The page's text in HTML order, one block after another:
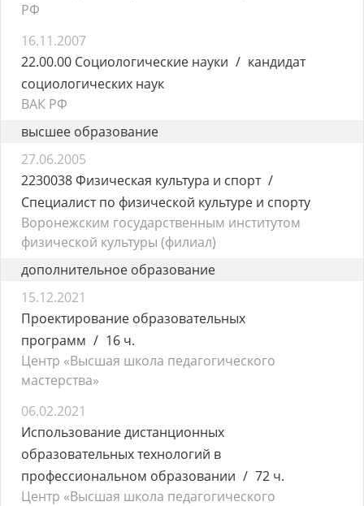
РФ
16.11.2007
22.00.00 Социологические науки
кандидат
социологических наук
ВАК РФ
высшее образование
27.06.2005
2230038 Физическая культура и спорт
Специалист по физической культуре и спорту
Воронежским государственным институтом
физической культуры (филиал)
дополнительное образование
15.12.2021
Проектирование образовательных
программ
16 ч.
Центр «Высшая школа педагогического
мастерства»
06.02.2021
Использование дистанционных
образовательных технологий в
профессиональном образовании
72 ч.
Центр «Высшая школа педагогического